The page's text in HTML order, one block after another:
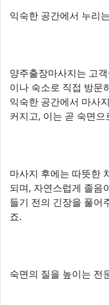
익숙한 공간에서 누리
양주출장마사지는 고
이나 숙소로 직접 방문
익숙한 공간에서 마사
커지고, 이는 곧 숙면으
마사지 후에는 따뜻한
되며, 자연스럽게 졸음
들기 전의 긴장을 풀어
죠.
숙면의 질을 높이는 전